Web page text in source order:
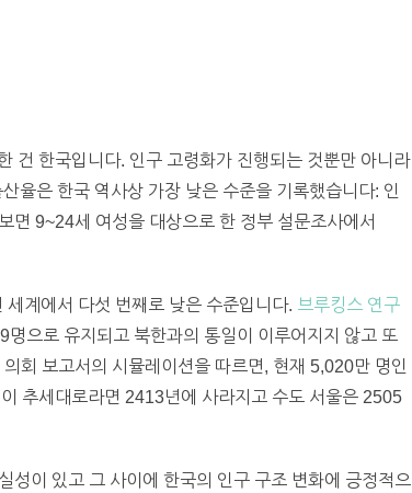
건 한국입니다. 인구 고령화가 진행되는 것뿐만 아니라
율은 한국 역사상 가장 낮은 수준을 기록했습니다: 인
면 9~24세 여성을 대상으로 한 정부 설문조사에서
계에서 다섯 번째로 낮은 수준입니다. 브루킹스 연구
으로 유지되고 북한과의 통일이 이루어지지 않고 또
회 보고서의 시뮬레이션을 따르면, 현재 5,020만 명인
추세대로라면 2413년에 사라지고 수도 서울은 2505
성이 있고 그 사이에 한국의 인구 구조 변화에 긍정적으